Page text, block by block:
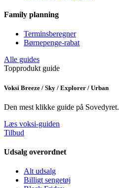
Family planning
Terminsberegner
Børnepenge-rabat
Alle guides
Topprodukt guide
Voksi Breeze / Sky / Explorer / Urban
Den mest klikke guide på Sovedyret.
Læs voksi-guiden
Tilbud
Udsalg overordnet
Alt udsalg
Billigt sengetøj